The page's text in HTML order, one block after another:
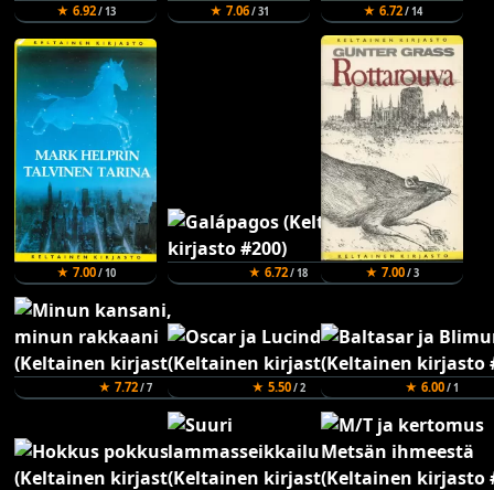
★ 6.92/ 13 ★ 7.06/ 31 ★ 6.72/ 14
★ 7.00/ 10 ★ 6.72/ 18 ★ 7.00/ 3
★ 7.72/ 7 ★ 5.50/ 2 ★ 6.00/ 1